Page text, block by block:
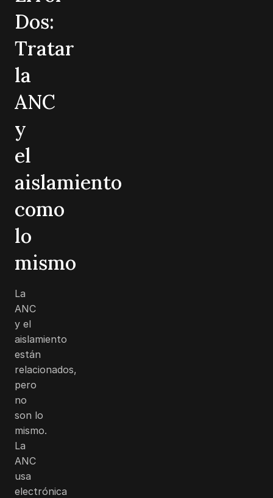
Dos:
Tratar
la
ANC
y
el
aislamiento
como
lo
mismo
La
ANC
y el
aislamiento
están
relacionados,
pero
no
son lo
mismo.
La
ANC
usa
electrónica